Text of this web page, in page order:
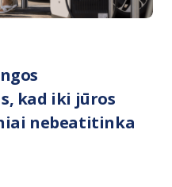
kad iki jūros
nebeatitinka